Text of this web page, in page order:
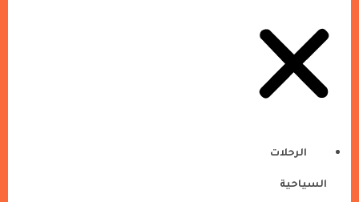
الرحلات
السياحية